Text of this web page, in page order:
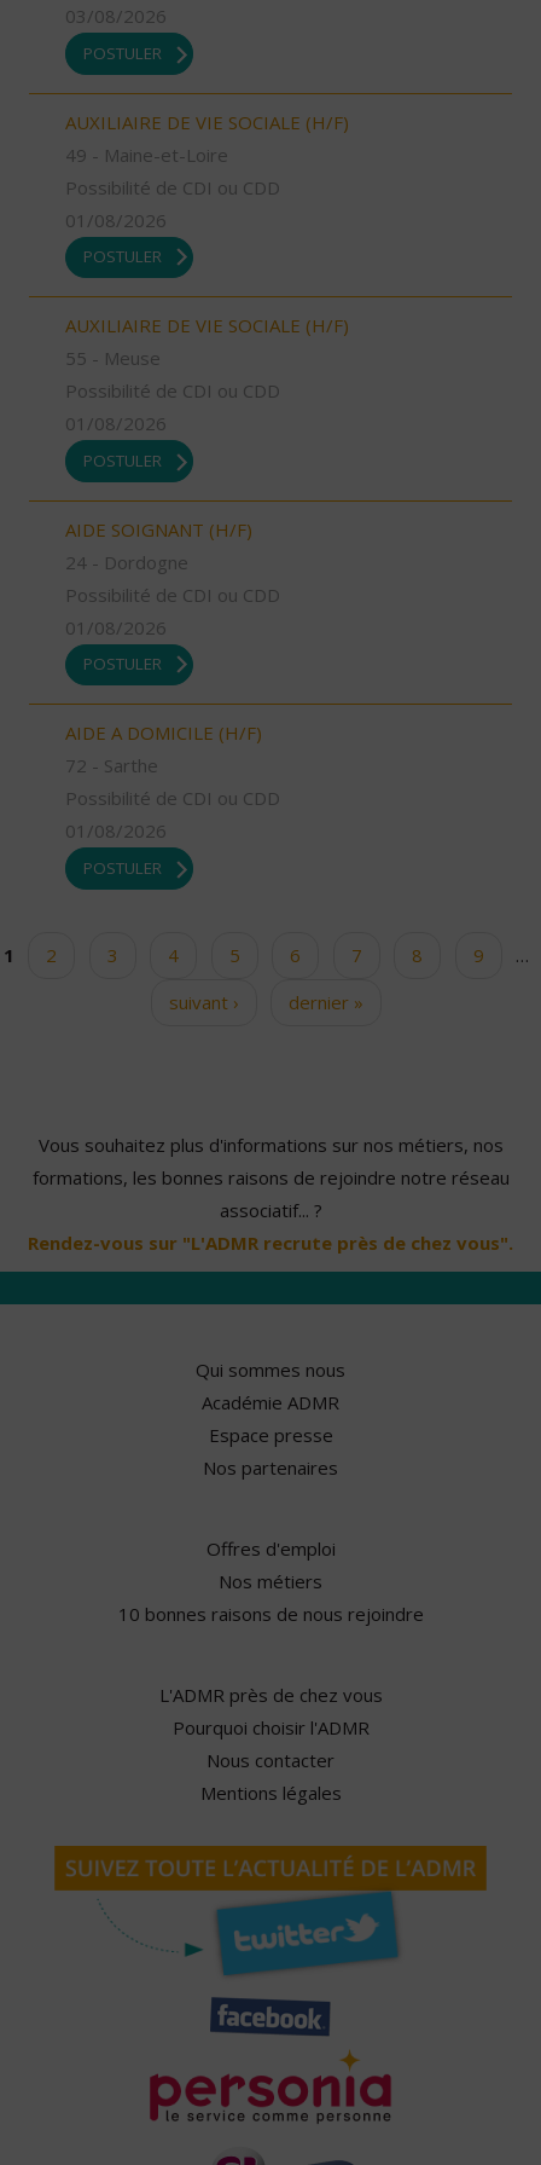
03/08/2026
POSTULER
AUXILIAIRE DE VIE SOCIALE (H/F)
49 - Maine-et-Loire
Possibilité de CDI ou CDD
01/08/2026
POSTULER
AUXILIAIRE DE VIE SOCIALE (H/F)
55 - Meuse
Possibilité de CDI ou CDD
01/08/2026
POSTULER
AIDE SOIGNANT (H/F)
24 - Dordogne
Possibilité de CDI ou CDD
01/08/2026
POSTULER
AIDE A DOMICILE (H/F)
72 - Sarthe
Possibilité de CDI ou CDD
01/08/2026
POSTULER
Pages
1 2 3 4 5 6 7 8 9
…
suivant ›
dernier »
Vous souhaitez plus d'informations sur nos métiers, nos
formations, les bonnes raisons de rejoindre notre réseau
associatif... ?
Rendez-vous sur "L'ADMR recrute près de chez vous".
Qui sommes nous
Académie ADMR
Espace presse
Nos partenaires
Offres d'emploi
Nos métiers
10 bonnes raisons de nous rejoindre
L'ADMR près de chez vous
Pourquoi choisir l'ADMR
Nous contacter
Mentions légales